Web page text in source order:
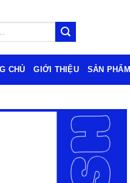
CHỦ GIỚI THIỆU SẢN PHẨM